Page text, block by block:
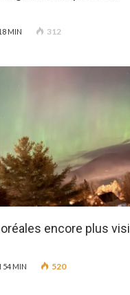
MIN 312
encore plus
54 MIN 520